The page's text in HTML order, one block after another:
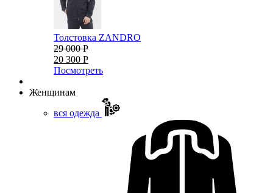
Толстовка ZANDRO
29 000 Р
20 300 Р
Посмотреть
Женщинам
вся одежда